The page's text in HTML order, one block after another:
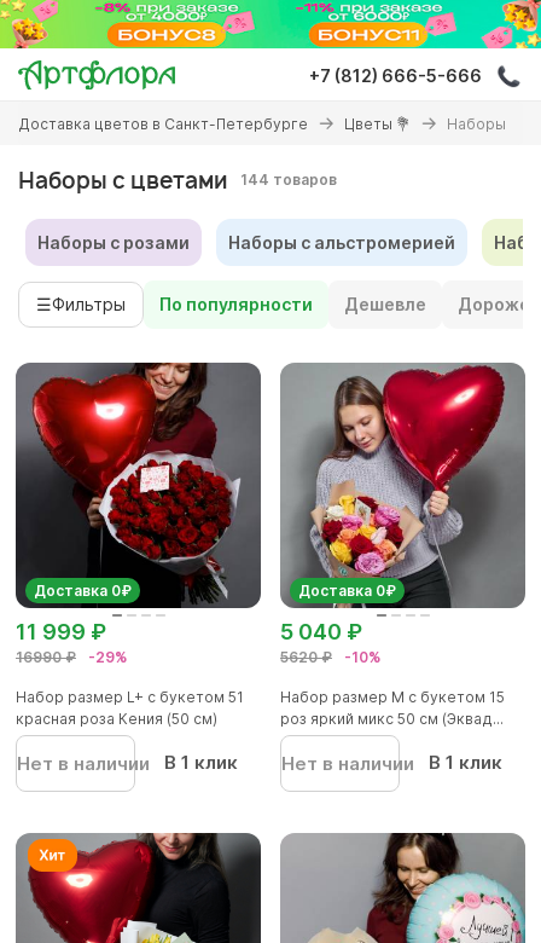
Перейти
основному
содержанию
+7 (812) 666-5-666
Вы
здесь
Доставка цветов в Санкт-Петербурге Цветы 💐 Наборы
Наборы с цветами 144 товаров
Наборы с розами Наборы с альстромерией
☰Фильтры По популярности Дешевле Дороже
Доставка 0₽
16990 ₽ -29%
11 999 ₽
Набор размер L+ с букетом 51
красная роза Кения (50 см)
Нет в наличии В 1 клик
Доставка 0₽
5620 ₽ -10%
5 040 ₽
Набор размер M с букетом 15
роз яркий микс 50 см (Эквад...
Нет в наличии В 1 клик